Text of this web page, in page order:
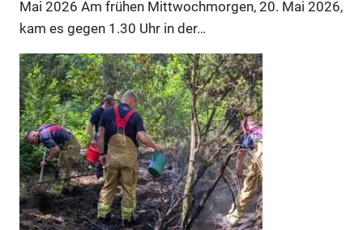
Mai 2026 Am frühen Mittwochmorgen, 20. Mai 2026,
kam es gegen 1.30 Uhr in der…